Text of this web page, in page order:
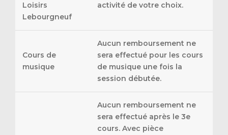
Loisirs
Lebourgneuf
activité de votre choix.
Cours de
musique
Aucun remboursement ne
sera effectué pour les cours
de musique une fois la
session débutée.
Aucun remboursement ne
sera effectué après le 3e
cours. Avec pièce